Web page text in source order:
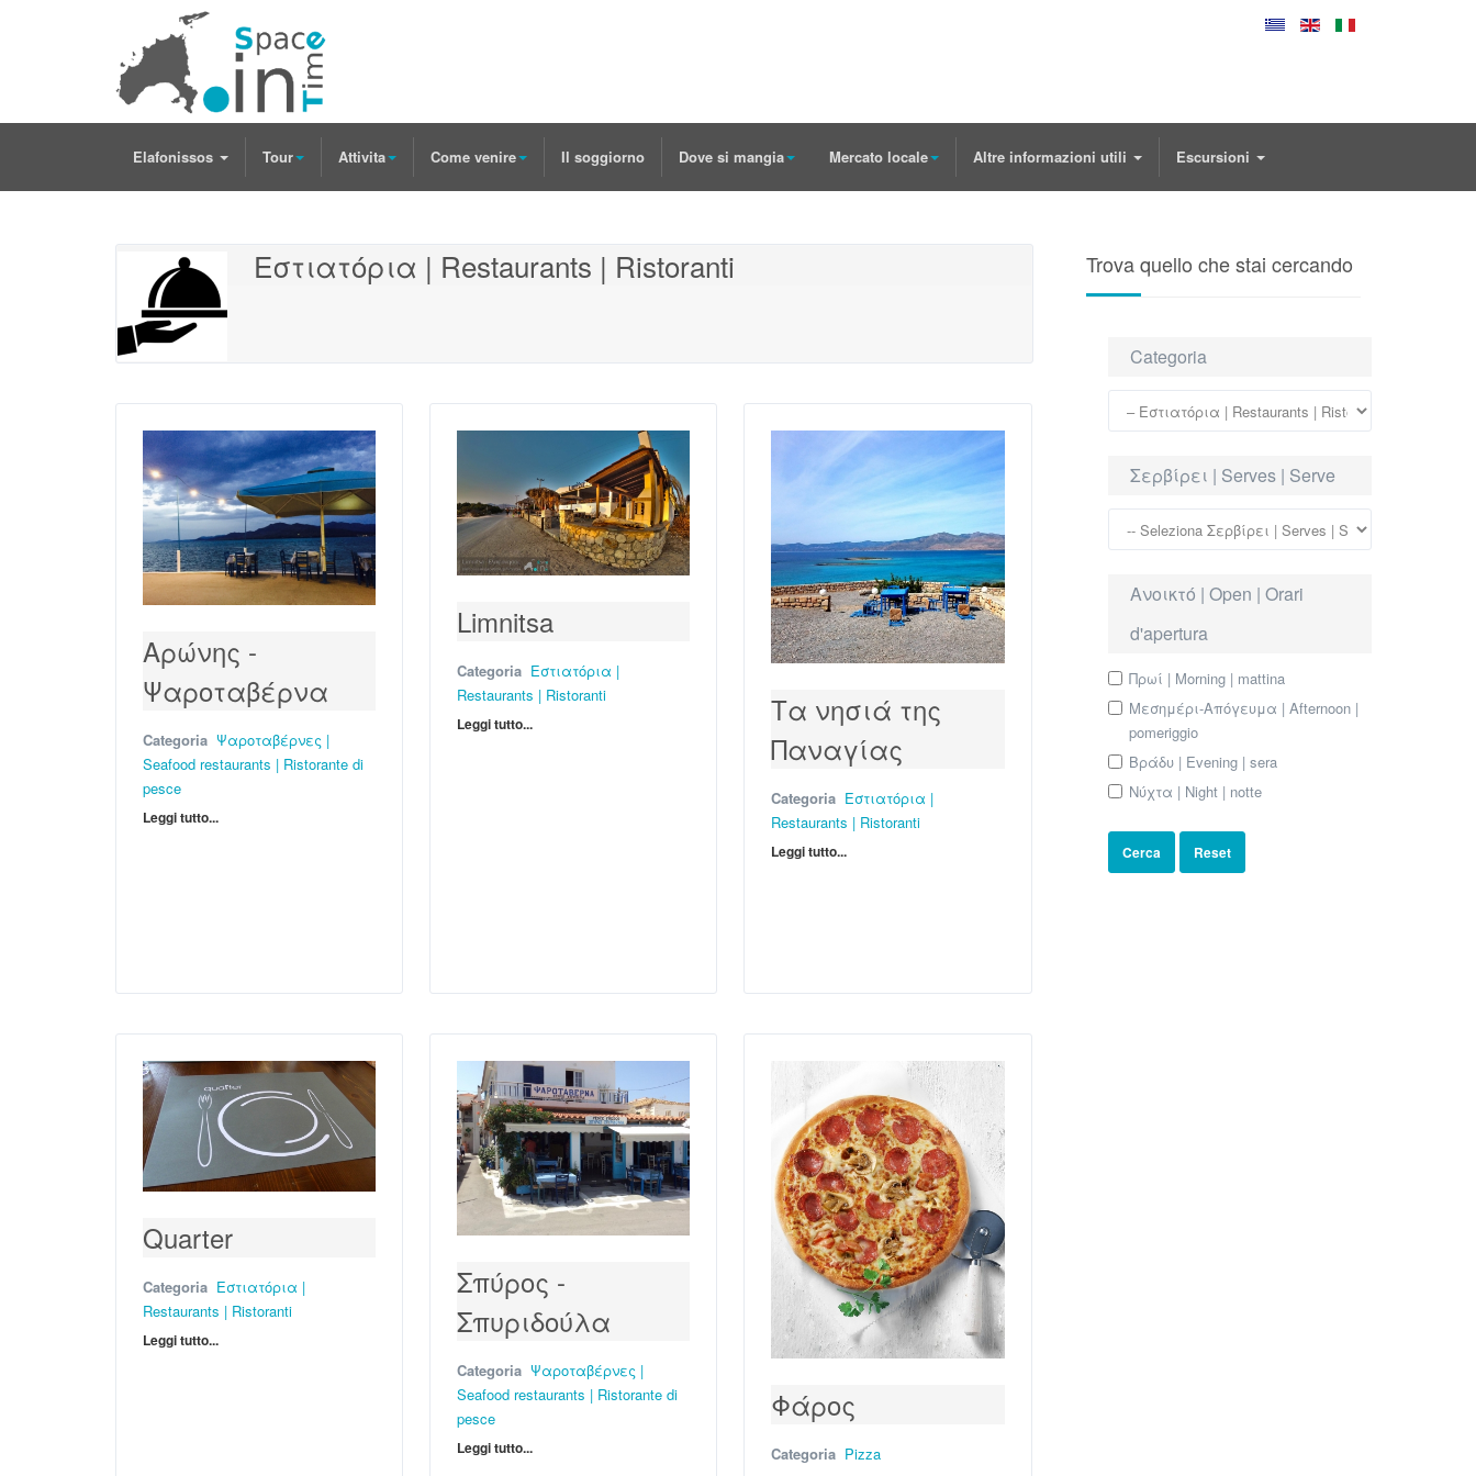
Elafonissos Tour Attivita Come venire Il soggiorno Dove si mangia Mercato locale Altre informazioni utili Escursioni
Εστιατόρια | Restaurants | Ristoranti
Αρώνης -
Ψαροταβέρνα
Categoria Ψαροταβέρνες |
Seafood restaurants | Ristorante di
pesce
Leggi tutto...
Limnitsa
Categoria Εστιατόρια |
Restaurants | Ristoranti
Leggi tutto...
Τα νησιά της
Παναγίας
Categoria Εστιατόρια |
Restaurants | Ristoranti
Leggi tutto...
Quarter
Categoria Εστιατόρια |
Restaurants | Ristoranti
Leggi tutto...
Σπύρος -
Σπυριδούλα
Categoria Ψαροταβέρνες |
Seafood restaurants | Ristorante di
pesce
Leggi tutto...
Φάρος
Categoria Pizza
Trova quello che stai cercando
Categoria
Σερβίρει | Serves | Serve
Ανοικτό | Open | Orari
d'apertura
Πρωί | Morning | mattina
Μεσημέρι-Απόγευμα | Afternoon |
pomeriggio
Βράδυ | Evening | sera
Νύχτα | Night | notte